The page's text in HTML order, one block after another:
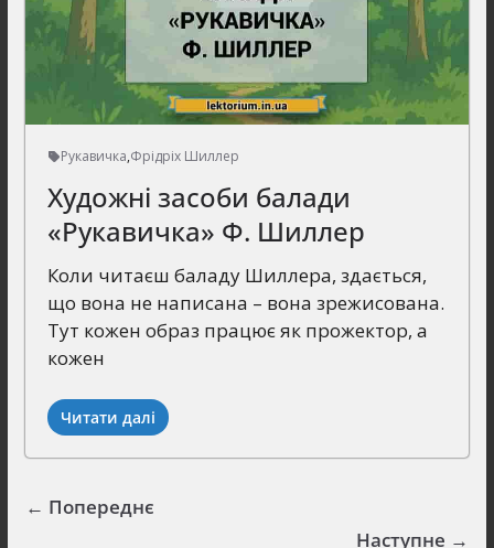
Рукавичка,Фрідріх Шиллер
Художні засоби балади
«Рукавичка» Ф. Шиллер
Коли читаєш баладу Шиллера, здається,
що вона не написана – вона зрежисована.
Тут кожен образ працює як прожектор, а
кожен
Читати далі
← Попереднє
Наступне →